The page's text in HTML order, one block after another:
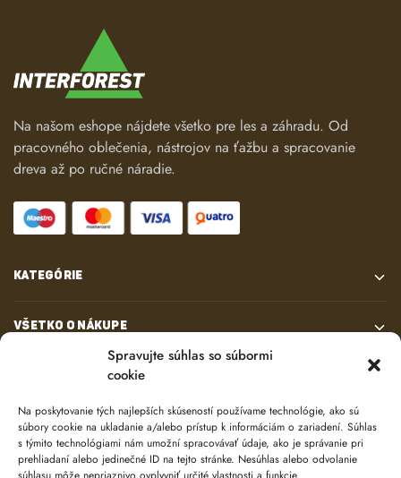
Spravujte súhlas so súbormi
cookie
Na poskytovanie tých najlepších skúseností používame technológie, ako sú
súbory cookie na ukladanie a/alebo prístup k informáciám o zariadení. Súhlas
s týmito technológiami nám umožní spracovávať údaje, ako je správanie pri
prehliadaní alebo jedinečné ID na tejto stránke. Nesúhlas alebo odvolanie
Na našom eshope nájdete všetko pre les a záhradu. Od
pracovného oblečenia, nástrojov na ťažbu a spracovanie
dreva až po ručné náradie.
KATEGÓRIE
VŠETKO O NÁKUPE